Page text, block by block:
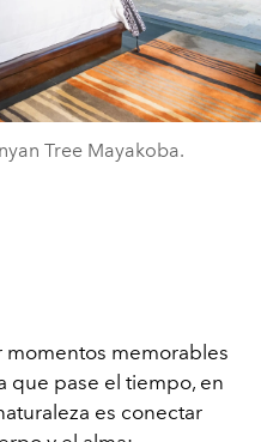
Tree Mayakoba.
momentos memorables
que pase el tiempo, en
es conectar